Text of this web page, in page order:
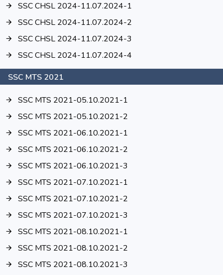
SSC CHSL 2024-11.07.2024-1
SSC CHSL 2024-11.07.2024-2
SSC CHSL 2024-11.07.2024-3
SSC CHSL 2024-11.07.2024-4
SSC MTS 2021
SSC MTS 2021-05.10.2021-1
SSC MTS 2021-05.10.2021-2
SSC MTS 2021-06.10.2021-1
SSC MTS 2021-06.10.2021-2
SSC MTS 2021-06.10.2021-3
SSC MTS 2021-07.10.2021-1
SSC MTS 2021-07.10.2021-2
SSC MTS 2021-07.10.2021-3
SSC MTS 2021-08.10.2021-1
SSC MTS 2021-08.10.2021-2
SSC MTS 2021-08.10.2021-3